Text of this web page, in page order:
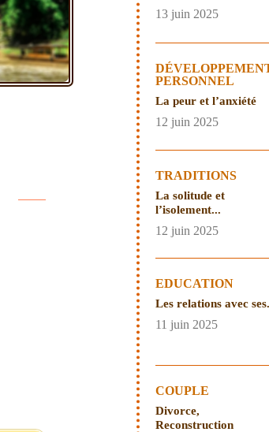
13 juin 2025
PERSONNEL
La peur et l’anxiété
12 juin 2025
TRADITIONS
La solitude et
l’isolement...
12 juin 2025
EDUCATION
Les relations avec
11 juin 2025
COUPLE
Divorce,
Reconstruction